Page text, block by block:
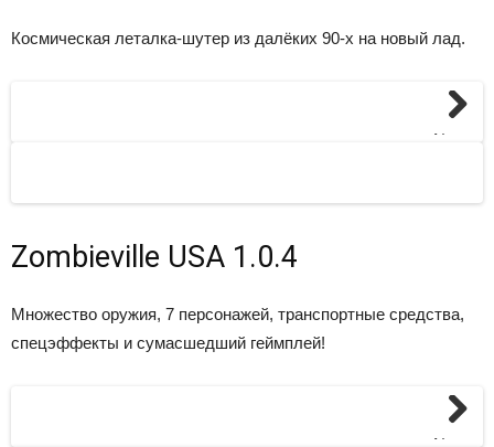
Космическая леталка-шутер из далёких 90-х на новый лад.
Next
Zombieville USA 1.0.4
Множество оружия, 7 персонажей, транспортные средства,
спецэффекты и сумасшедший геймплей!